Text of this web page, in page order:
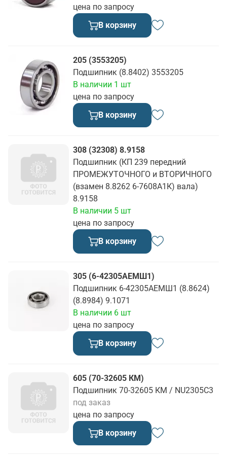
цена по запросу
В корзину
205 (3553205)
Подшипник (8.8402) 3553205
цена по запросу
В наличии 1 шт
В корзину
308 (32308) 8.9158
Подшипник (КП 239 передний
ПРОМЕЖУТОЧНОГО и ВТОРИЧНОГО
(взамен 8.8262 6-7608А1К) вала)
8.9158
цена по запросу
В наличии 5 шт
В корзину
305 (6-42305АЕМШ1)
Подшипник 6-42305АЕМШ1 (8.8624)
(8.8984) 9.1071
цена по запросу
В наличии 6 шт
В корзину
605 (70-32605 КМ)
Подшипник 70-32605 КМ / NU2305C3
цена по запросу
под заказ
В корзину